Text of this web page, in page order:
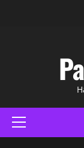
Primary
Menu